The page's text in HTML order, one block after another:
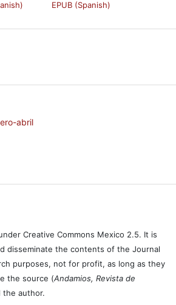
EPUB (Spanish)
abril
Creative Commons Mexico 2.5. It is
disseminate the contents of the Journal
purposes, not for profit, as long as they
the source (Andamios, Revista de
the author.